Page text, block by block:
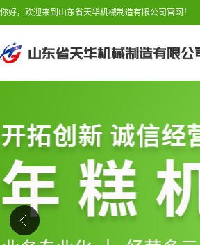
你好，欢迎来到山东省天华机械制造有限公司官网！